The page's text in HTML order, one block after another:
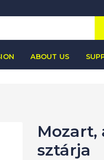
ABOUT US
Mozart,
sztárja